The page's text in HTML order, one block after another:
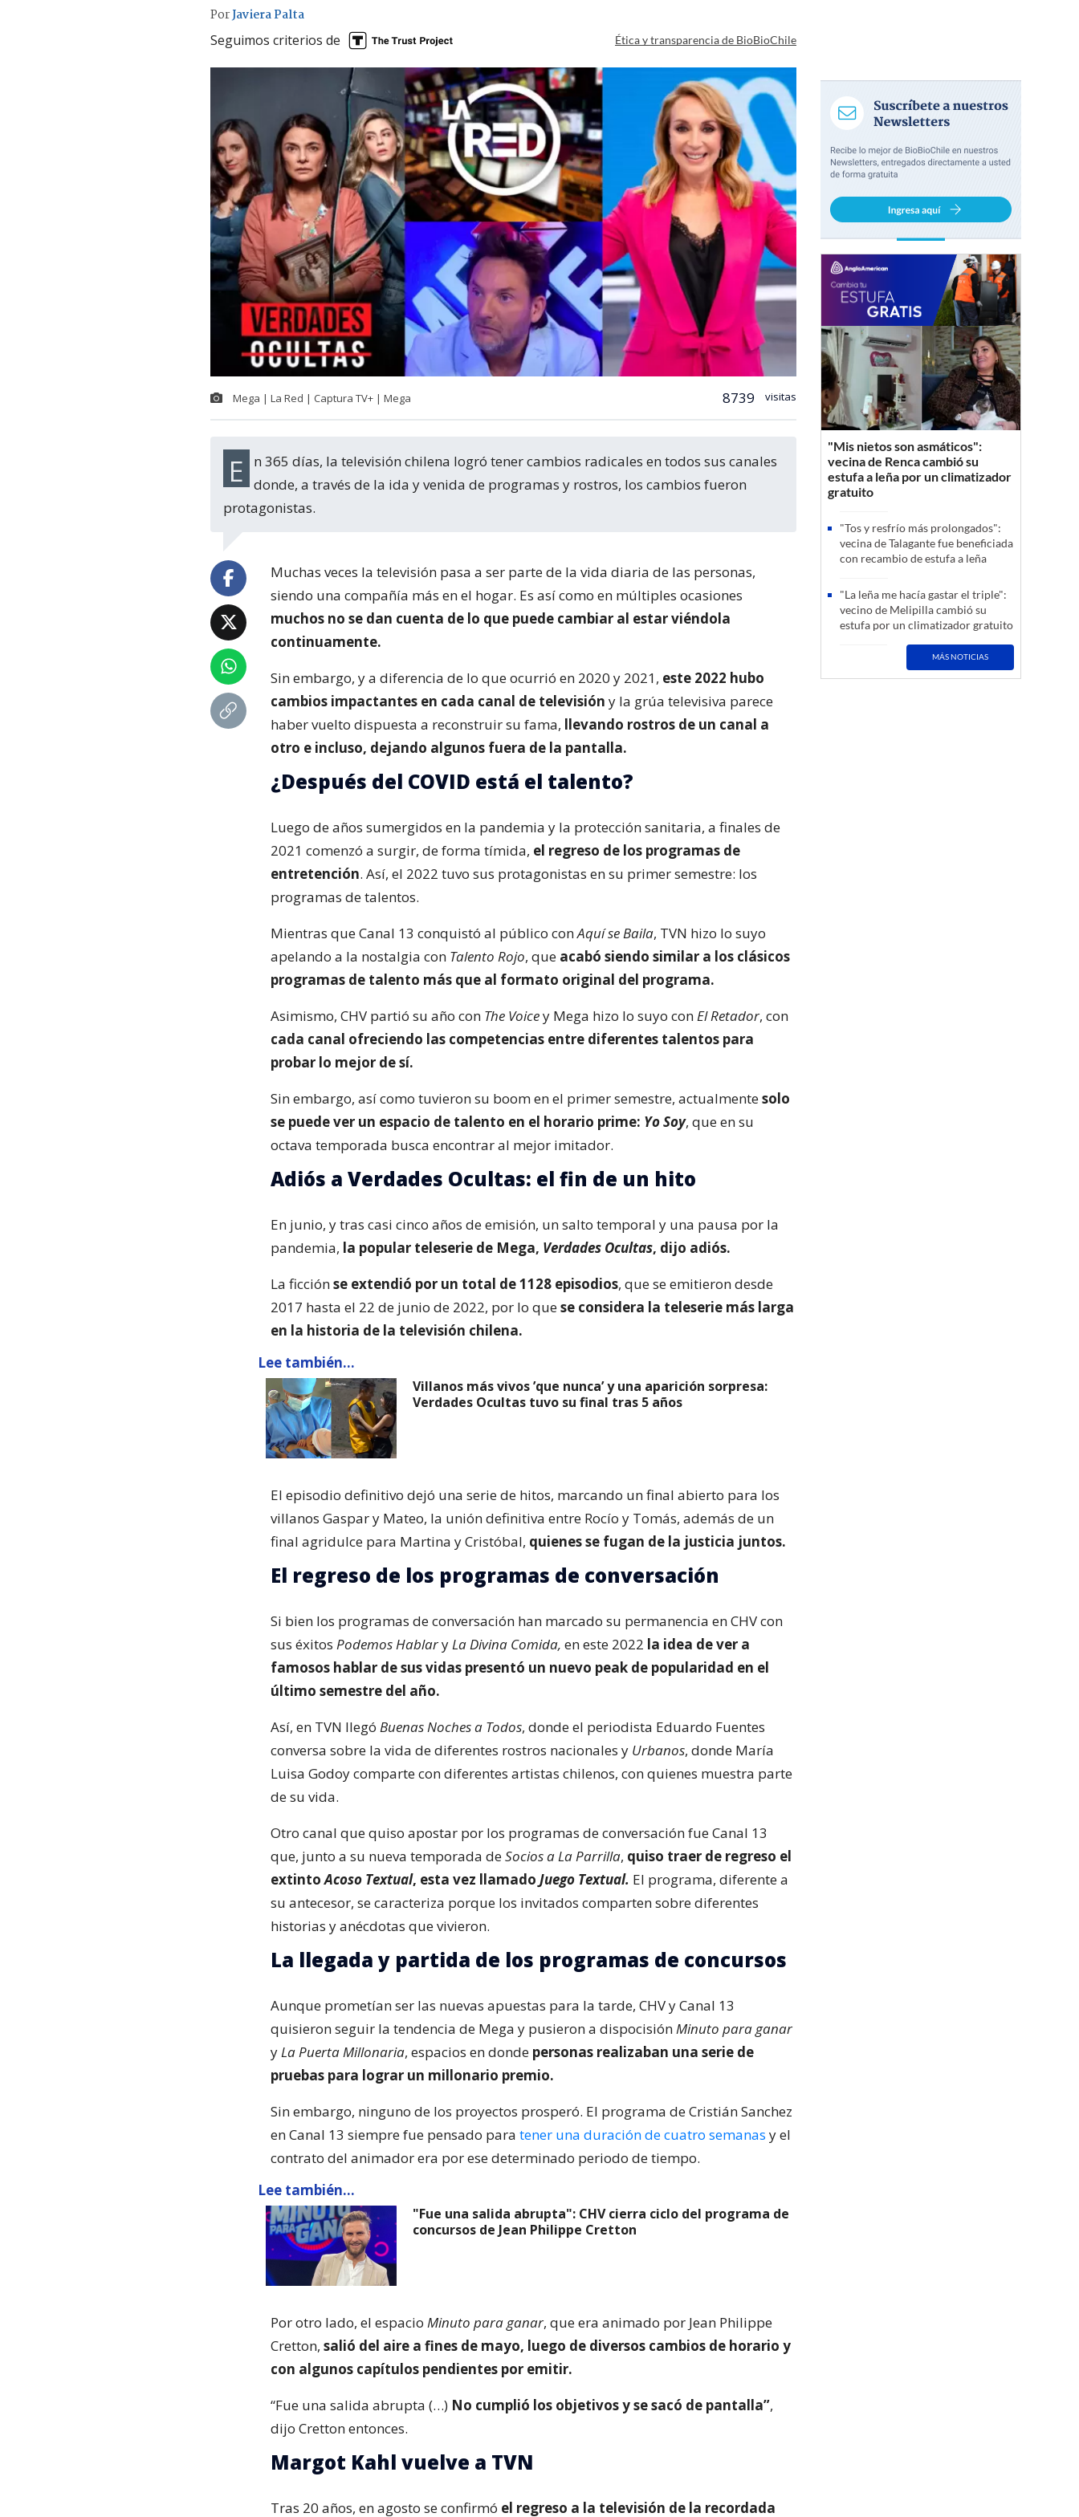
PorJaviera Palta
Seguimos criterios de Ética y transparencia de BioBioChile
Mega | La Red | Captura TV+ | Mega 8739 visitas
En 365 días, la televisión chilena logró tener cambios radicales en todos sus canales
donde, a través de la ida y venida de programas y rostros, los cambios fueron
protagonistas.
Muchas veces la televisión pasa a ser parte de la vida diaria de las personas,
siendo una compañía más en el hogar. Es así como en múltiples ocasiones
muchos no se dan cuenta de lo que puede cambiar al estar viéndola
continuamente.
Sin embargo, y a diferencia de lo que ocurrió en 2020 y 2021, este 2022 hubo
cambios impactantes en cada canal de televisión y la grúa televisiva parece
haber vuelto dispuesta a reconstruir su fama, llevando rostros de un canal a
otro e incluso, dejando algunos fuera de la pantalla.
¿Después del COVID está el talento?
Luego de años sumergidos en la pandemia y la protección sanitaria, a finales de
2021 comenzó a surgir, de forma tímida, el regreso de los programas de
entretención. Así, el 2022 tuvo sus protagonistas en su primer semestre: los
programas de talentos.
Mientras que Canal 13 conquistó al público conAquí se Baila, TVN hizo lo suyo
apelando a la nostalgia con Talento Rojo, que acabó siendo similar a los clásicos
programas de talento más que al formato original del programa.
Asimismo, CHV partió su año con The Voicey Mega hizo lo suyo con El Retador, con
cada canal ofreciendo las competencias entre diferentes talentos para
probar lo mejor de sí.
Sin embargo, así como tuvieron su boom en el primer semestre, actualmentesolo
se puede ver un espacio de talento en el horario prime: Yo Soy, que en su
octava temporada busca encontrar al mejor imitador.
Adiós a Verdades Ocultas: el fin de un hito
En junio, y tras casi cinco años de emisión, un salto temporal y una pausa por la
pandemia, la popular teleserie de Mega, Verdades Ocultas, dijo adiós.
La ficciónse extendió por un total de 1128 episodios, que se emitieron desde
2017 hasta el 22 de junio de 2022, por lo quese considera la teleserie más larga
en la historia de la televisión chilena.
Lee también...
Villanos más vivos ’que nunca’ y una aparición sorpresa:
Verdades Ocultas tuvo su final tras 5 años
El episodio definitivo dejó una serie de hitos, marcando un final abierto para los
villanos Gaspar y Mateo, la unión definitiva entre Rocío y Tomás, además de un
final agridulce para Martina y Cristóbal, quienes se fugan de la justicia juntos.
El regreso de los programas de conversación
Si bien los programas de conversación han marcado su permanencia en CHV con
sus éxitos Podemos Hablary La Divina Comida, en este 2022 la idea de ver a
famosos hablar de sus vidas presentó un nuevo peak de popularidad en el
último semestre del año.
Así, en TVN llegó Buenas Noches a Todos, donde el periodista Eduardo Fuentes
conversa sobre la vida de diferentes rostros nacionales y Urbanos, donde María
Luisa Godoy comparte con diferentes artistas chilenos, con quienes muestra parte
de su vida.
Otro canal que quiso apostar por los programas de conversación fue Canal 13
que, junto a su nueva temporada deSocios a La Parrilla, quiso traer de regreso el
extintoAcoso Textual, esta vez llamado Juego Textual. El programa, diferente a
su antecesor, se caracteriza porque los invitados comparten sobre diferentes
historias y anécdotas que vivieron.
La llegada y partida de los programas de concursos
Aunque prometían ser las nuevas apuestas para la tarde, CHV y Canal 13
quisieron seguir la tendencia de Mega y pusieron a dispocisión Minuto para ganar
y La Puerta Millonaria, espacios en donde personas realizaban una serie de
pruebas para lograr un millonario premio.
Sin embargo, ninguno de los proyectos prosperó. El programa de Cristián Sanchez
en Canal 13 siempre fue pensado para tener una duración de cuatro semanas y el
contrato del animador era por ese determinado periodo de tiempo.
Lee también...
"Fue una salida abrupta": CHV cierra ciclo del programa de
concursos de Jean Philippe Cretton
Por otro lado, el espacio Minuto para ganar, que era animado por Jean Philippe
Cretton, salió del aire a fines de mayo, luego de diversos cambios de horario y
con algunos capítulos pendientes por emitir.
“Fue una salida abrupta (…) No cumplió los objetivos y se sacó de pantalla”,
dijo Cretton entonces.
Margot Kahl vuelve a TVN
Tras 20 años, en agosto se confirmó el regreso a la televisión de la recordada
"Mis nietos son asmáticos":
vecina de Renca cambió su
estufa a leña por un climatizador
gratuito
"Tos y resfrío más prolongados":
vecina de Talagante fue beneficiada
con recambio de estufa a leña
"La leña me hacía gastar el triple":
vecino de Melipilla cambió su
estufa por un climatizador gratuito
MÁS NOTICIAS